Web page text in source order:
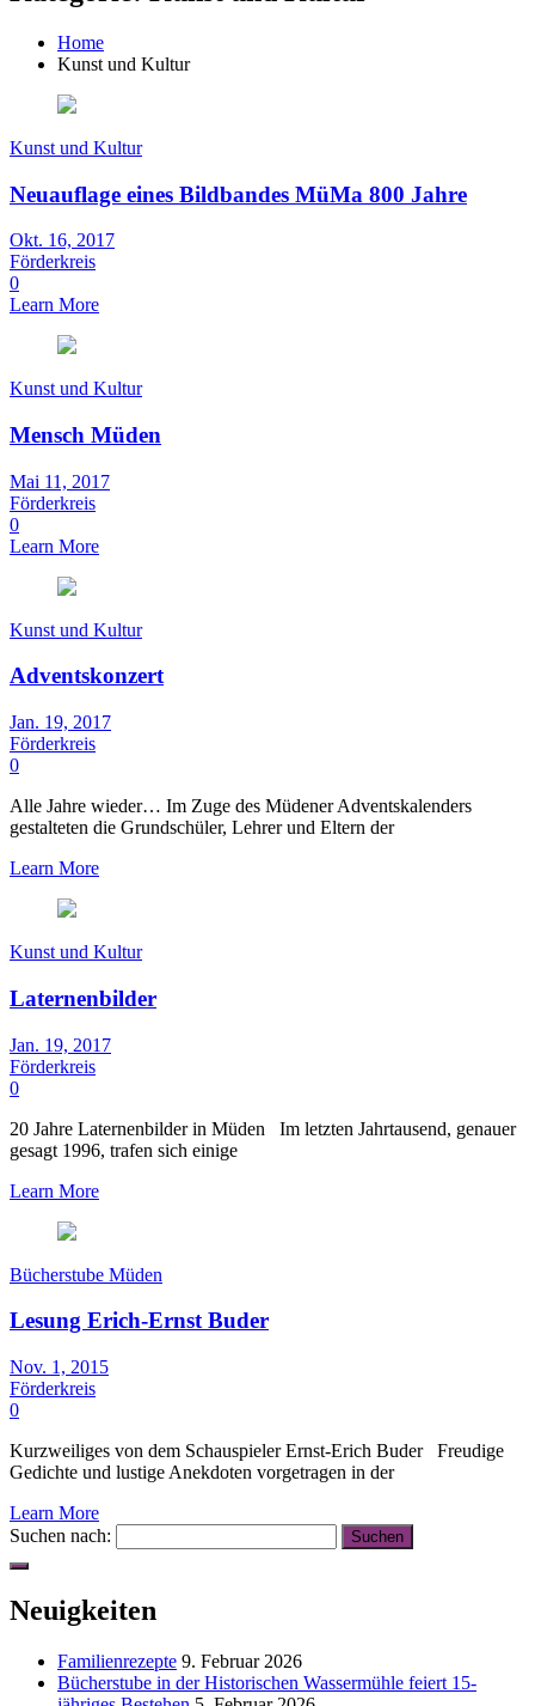
Home
Kunst und Kultur
Kunst und Kultur
Neuauflage eines Bildbandes MüMa 800 Jahre
Okt. 16, 2017
Förderkreis
0
Learn More
Kunst und Kultur
Mensch Müden
Mai 11, 2017
Förderkreis
0
Learn More
Kunst und Kultur
Adventskonzert
Jan. 19, 2017
Förderkreis
0
Alle Jahre wieder… Im Zuge des Müdener Adventskalenders
gestalteten die Grundschüler, Lehrer und Eltern der
Learn More
Kunst und Kultur
Laternenbilder
Jan. 19, 2017
Förderkreis
0
20 Jahre Laternenbilder in Müden Im letzten Jahrtausend, genauer
gesagt 1996, trafen sich einige
Learn More
Bücherstube Müden
Lesung Erich-Ernst Buder
Nov. 1, 2015
Förderkreis
0
Kurzweiliges von dem Schauspieler Ernst-Erich Buder Freudige
Gedichte und lustige Anekdoten vorgetragen in der
Learn More
Suchen nach:
Neuigkeiten
Familienrezepte 9. Februar 2026
Bücherstube in der Historischen Wassermühle feiert 15-